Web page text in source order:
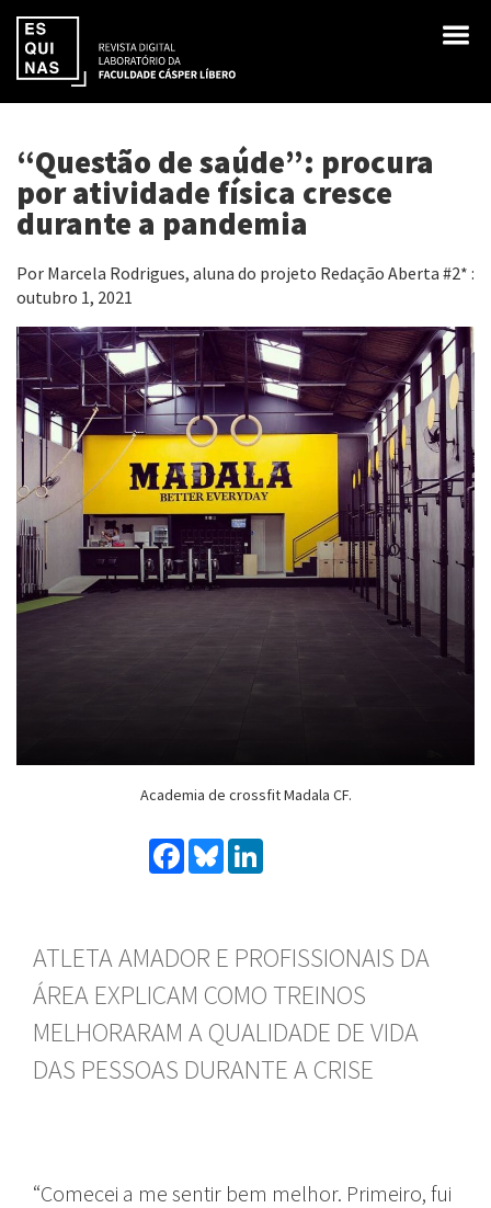
“Questão de saúde”: procura
por atividade física cresce
durante a pandemia
Por Marcela Rodrigues, aluna do projeto Redação Aberta #2* :
outubro 1, 2021
Academia de crossfit Madala CF.
Facebook
Bluesky
ATLETA AMADOR E PROFISSIONAIS DA
ÁREA EXPLICAM COMO TREINOS
MELHORARAM A QUALIDADE DE VIDA
DAS PESSOAS DURANTE A CRISE
“Comecei a me sentir bem melhor. Primeiro, fui